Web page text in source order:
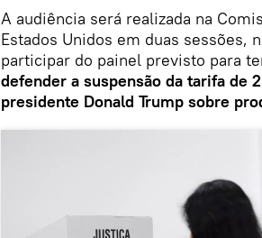
A audiência será realizada na
Estados Unidos em duas sessões,
participar do painel previsto para
defender a suspensão da tarifa de
presidente Donald Trump sobre